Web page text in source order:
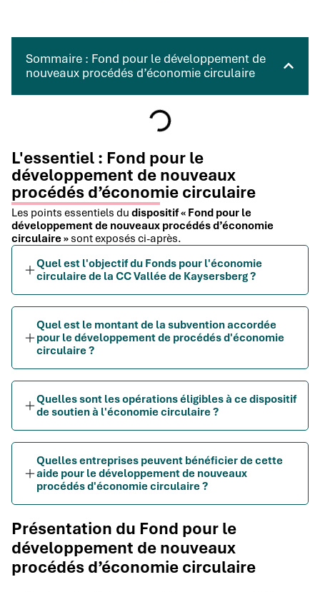
Sommaire : Fond pour le développement de
nouveaux procédés d’économie circulaire
L'essentiel : Fond pour le
développement de nouveaux
procédés d’économie circulaire
Les points essentiels du dispositif « Fond pour le
développement de nouveaux procédés d’économie
circulaire » sont exposés ci-après.
Quel est l'objectif du Fonds pour l'économie
circulaire de la CC Vallée de Kaysersberg ?
Quel est le montant de la subvention accordée
pour le développement de procédés d'économie
circulaire ?
Quelles sont les opérations éligibles à ce dispositif
de soutien à l'économie circulaire ?
Quelles entreprises peuvent bénéficier de cette
aide pour le développement de nouveaux
procédés d'économie circulaire ?
Présentation du Fond pour le
développement de nouveaux
procédés d’économie circulaire